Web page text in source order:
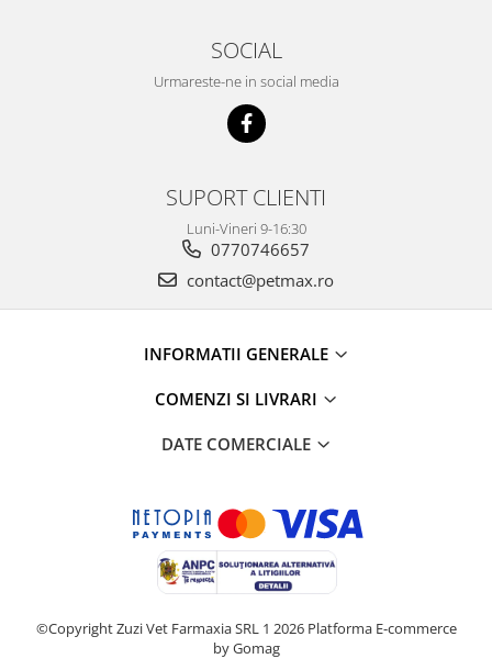
SOCIAL
Urmareste-ne in social media
SUPORT CLIENTI
Luni-Vineri 9-16:30
0770746657
contact@petmax.ro
INFORMATII GENERALE
COMENZI SI LIVRARI
DATE COMERCIALE
©Copyright Zuzi Vet Farmaxia SRL 1 2026 Platforma E-commerce
by Gomag